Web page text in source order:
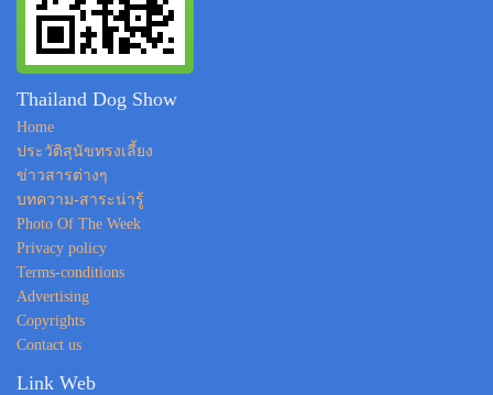
Thailand Dog Show
Home
ประวัติสุนัขทรงเลี้ยง
ข่าวสารต่างๆ
บทความ-สาระน่ารู้
Photo Of The Week
Privacy policy
Terms-conditions
Advertising
Copyrights
Contact us
Link Web